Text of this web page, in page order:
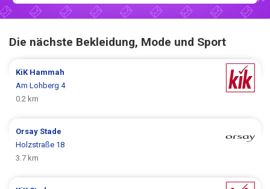
Die nächste Bekleidung, Mode und Sport
KiK Hammah
Am Lohberg 4
0.2 km
Orsay Stade
Holzstraße 18
3.7 km